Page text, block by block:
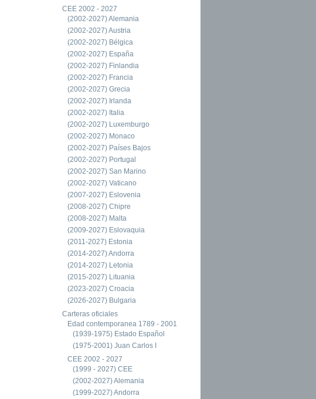
CEE 2002 - 2027
(2002-2027) Alemania
(2002-2027) Austria
(2002-2027) Bélgica
(2002-2027) España
(2002-2027) Finlandia
(2002-2027) Francia
(2002-2027) Grecia
(2002-2027) Irlanda
(2002-2027) Italia
(2002-2027) Luxemburgo
(2002-2027) Monaco
(2002-2027) Países Bajos
(2002-2027) Portugal
(2002-2027) San Marino
(2002-2027) Vaticano
(2007-2027) Eslovenia
(2008-2027) Chipre
(2008-2027) Malta
(2009-2027) Eslovaquia
(2011-2027) Estonia
(2014-2027) Andorra
(2014-2027) Letonia
(2015-2027) Lituania
(2023-2027) Croacia
(2026-2027) Bulgaria
Carteras oficiales
Edad contemporanea 1789 - 2001
(1939-1975) Estado Español
(1975-2001) Juan Carlos I
CEE 2002 - 2027
(1999 - 2027) CEE
(2002-2027) Alemania
(1999-2027) Andorra